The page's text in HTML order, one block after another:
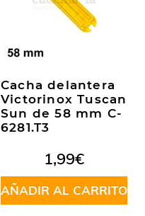
Cacha delantera
Victorinox Tuscan
Sun de 58 mm C-
6281.T3
1,99€
AÑADIR AL CARRITO